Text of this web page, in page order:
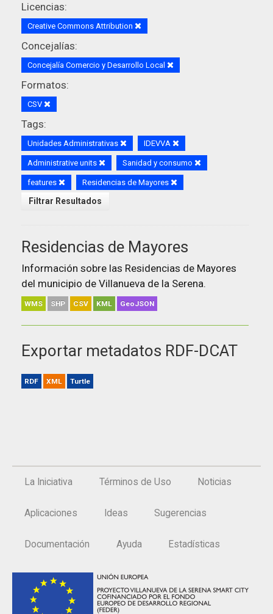
Licencias:
Creative Commons Attribution
Concejalías:
Concejalía Comercio y Desarrollo Local
Formatos:
CSV
Tags:
Unidades Administrativas IDEVVA
Administrative units Sanidad y consumo
features Residencias de Mayores
Filtrar Resultados
Residencias de Mayores
Información sobre las Residencias de Mayores
del municipio de Villanueva de la Serena.
WMS SHP CSV KML GeoJSON
Exportar metadatos RDF-DCAT
RDF XML Turtle
La Iniciativa Términos de Uso Noticias
Aplicaciones Ideas Sugerencias
Documentación Ayuda Estadísticas